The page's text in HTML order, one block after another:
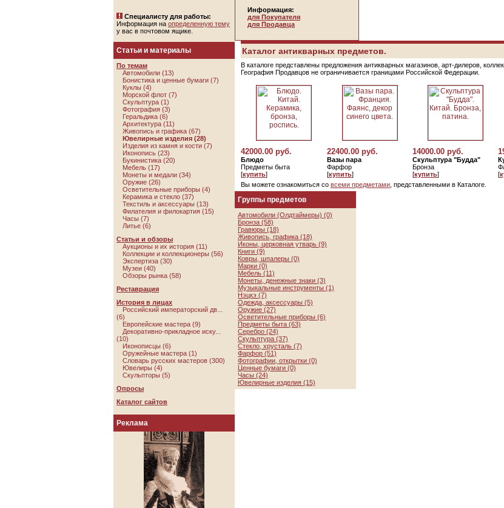
Специалисту для работы:
Информация на определенную тему
у вас в почтовом ящике.
Статьи и материалы
По темам
Автомобили (13)
Бонистика и ценные бумаги (7)
Куклы (4)
Морской флот (7)
Скульптура (1)
Фотография (3)
Геральдика (6)
Архитектура (11)
Живопись и графика (67)
Ювелирные изделия (28)
Изделия из камня и кости (7)
Иконопись (23)
Букинистика (20)
Мебель (17)
Монеты и медали (34)
Оружие (26)
Осветительные приборы (4)
Керамика и стекло (37)
Текстиль и аксессуары (13)
Филателия и филокартия (15)
Часы (7)
Литье (6)
Статьи и обзоры
Аукционы и их история (11)
Коллекции и коллекционеры (56)
Экспертиза (30)
Музеи (40)
Обзоры рынка (58)
Реставрация
История в лицах
Российский императорский дв...
(6)
Европейские мастера (9)
Декоративно-прикладное иску...
(10)
Иконописцы (6)
Оружейные мастера (1)
Словарь русских мастеров (300)
Ювелиры (4)
Скульпторы (5)
Опросы
Каталог сайтов
Реклама
Информация:
для Покупателя
для Продавца
Каталог антикварных предметов.
В каталоге представлены предложения антикварных магазинов, арт-дилеров,
География Продавцов не ограничивается границами Российской Федерации.
42000.00 руб.
Блюдо
Предметы быта
[купить]
22400.00 руб.
Вазы пара
Фарфор
[купить]
14000.00 руб.
Скульптура "Будда"
Бронза
[купить]
[
Вы можете ознакомиться со всеми предметами , представленными в Каталоге.
Группы предметов
Автомобили (Олдтаймеры) (0)
Бронза (58)
Гравюры (18)
Живопись, графика (18)
Иконы, церковная утварь (9)
Книги (9)
Ковры, шпалеры (0)
Марки (0)
Мебель (11)
Монеты, денежные знаки (3)
Музыкальные инструменты (1)
Нэцкэ (7)
Одежда, аксессуары (5)
Оружие (27)
Осветительные приборы (6)
Предметы быта (63)
Серебро (24)
Скульптура (37)
Стекло, хрусталь (7)
Фарфор (51)
Фотографии, открытки (0)
Ценные бумаги (0)
Часы (24)
Ювелирные изделия (15)